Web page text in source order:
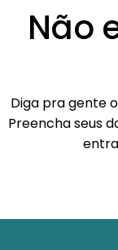
Não
Diga pra gente
Preencha seus